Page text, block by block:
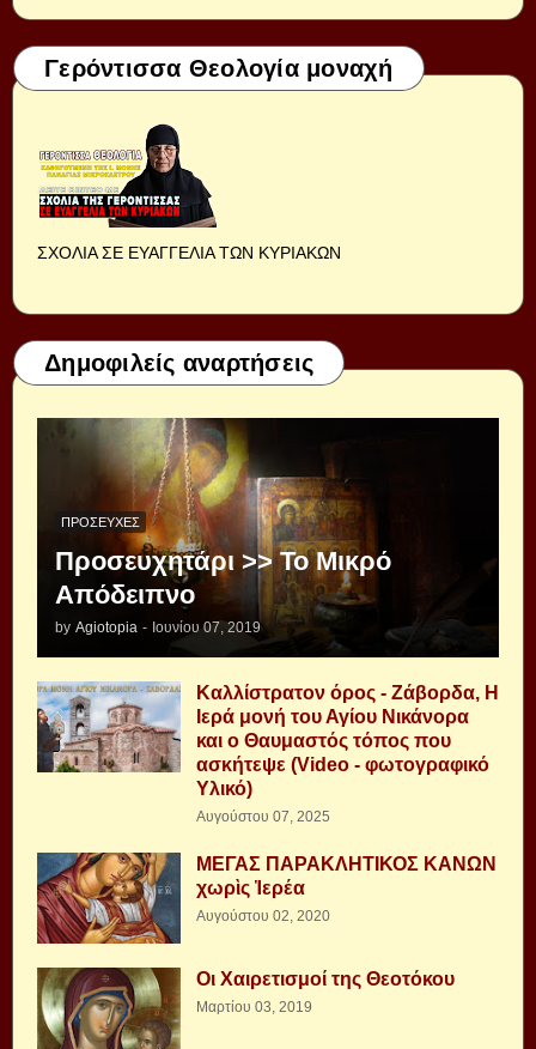
Γερόντισσα Θεολογία μοναχή
ΣΧΟΛΙΑ ΣΕ ΕΥΑΓΓΕΛΙΑ ΤΩΝ ΚΥΡΙΑΚΩΝ
Δημοφιλείς αναρτήσεις
ΠΡΟΣΕΥΧΈΣ
Προσευχητάρι >> Το Μικρό
Απόδειπνο
by Agiotopia - Ιουνίου 07, 2019
Καλλίστρατον όρος - Ζάβορδα, Η
Ιερά μονή του Αγίου Νικάνορα
και ο Θαυμαστός τόπος που
ασκήτεψε (Video - φωτογραφικό
Υλικό)
Αυγούστου 07, 2025
ΜΕΓΑΣ ΠΑΡΑΚΛΗΤΙΚΟΣ ΚΑΝΩΝ
χωρὶς Ἱερέα
Αυγούστου 02, 2020
Οι Χαιρετισμοί της Θεοτόκου
Μαρτίου 03, 2019